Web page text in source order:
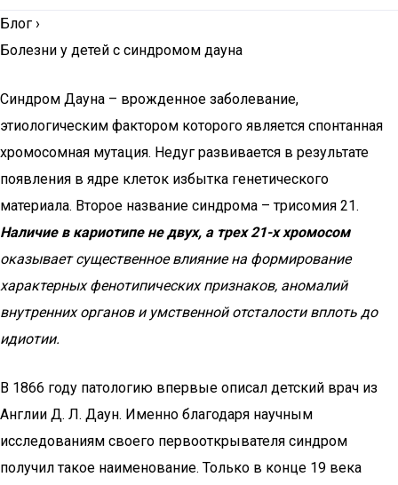
Блог ›
Болезни у детей с синдромом дауна
Синдром Дауна – врожденное заболевание,
этиологическим фактором которого является спонтанная
хромосомная мутация. Недуг развивается в результате
появления в ядре клеток избытка генетического
материала. Второе название синдрома – трисомия 21.
Наличие в кариотипе не двух, а трех 21-х хромосом
оказывает существенное влияние на формирование
характерных фенотипических признаков, аномалий
внутренних органов и умственной отсталости вплоть до
идиотии.
В 1866 году патологию впервые описал детский врач из
Англии Д. Л. Даун. Именно благодаря научным
исследованиям своего первооткрывателя синдром
получил такое наименование. Только в конце 19 века